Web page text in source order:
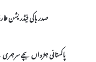
صدر ہاکی فیڈریشن
پاکستانی جڑواں بچے